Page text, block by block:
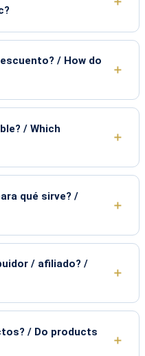
/ How do
/ Which
qué sirve? /
/ afiliado? /
/ Do products